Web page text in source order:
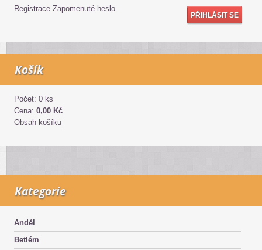
Registrace Zapomenuté heslo
Košík
Počet: 0 ks
Cena: 0,00 Kč
Obsah košíku
Kategorie
Anděl
Betlém